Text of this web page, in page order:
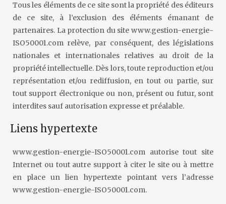
Tous les éléments de ce site sont la propriété des éditeurs
de ce site, à l’exclusion des éléments émanant de
partenaires. La protection du site www.gestion-energie-
ISO50001.com relève, par conséquent, des législations
nationales et internationales relatives au droit de la
propriété intellectuelle. Dès lors, toute reproduction et/ou
représentation et/ou rediffusion, en tout ou partie, sur
tout support électronique ou non, présent ou futur, sont
interdites sauf autorisation expresse et préalable.
Liens hypertexte
www.gestion-energie-ISO50001.com autorise tout site
Internet ou tout autre support à citer le site ou à mettre
en place un lien hypertexte pointant vers l’adresse
www.gestion-energie-ISO50001.com.